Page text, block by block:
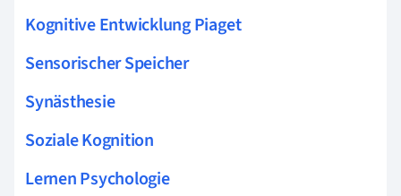
Kognitive Entwicklung Piaget
Sensorischer Speicher
Synästhesie
Soziale Kognition
Lernen Psychologie